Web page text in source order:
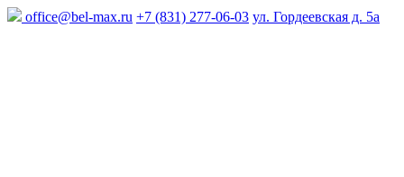
office@bel-max.ru +7 (831) 277-06-03 ул. Гордеевская д. 5а